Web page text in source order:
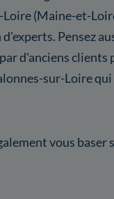
(Maine-et-
Pensez
d'anciens
sur-Loire
vous baser